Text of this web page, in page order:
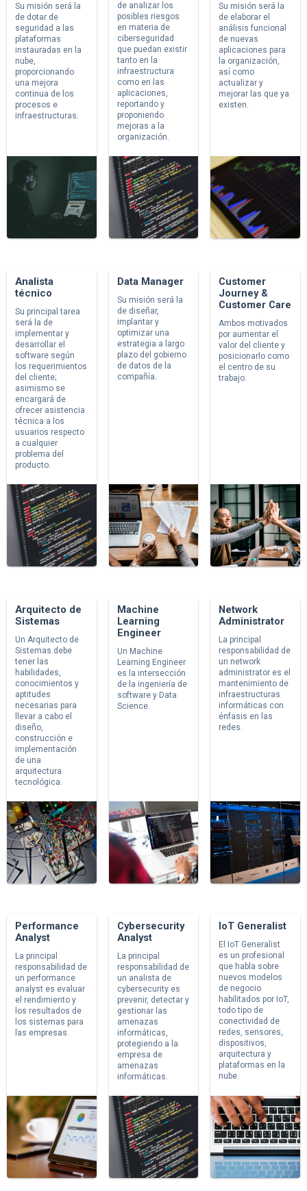
Su misión será la
de dotar de
seguridad a las
plataformas
instauradas en la
nube,
proporcionando
una mejora
continua de los
procesos e
infraestructuras.
de analizar los
posibles riesgos
en materia de
ciberseguridad
que puedan existir
tanto en la
infraestructura
como en las
aplicaciones,
reportando y
proponiendo
mejoras a la
organización.
Su misión será la
de elaborar el
análisis funcional
de nuevas
aplicaciones para
la organización,
así como
actualizar y
mejorar las que ya
existen.
Analista
técnico
Su principal tarea
será la de
implementar y
desarrollar el
software según
los requerimientos
del cliente;
asimismo se
encargará de
ofrecer asistencia
técnica a los
usuarios respecto
a cualquier
problema del
producto.
Data Manager
Su misión será la
de diseñar,
implantar y
optimizar una
estrategia a largo
plazo del gobierno
de datos de la
compañía.
Customer
Journey &
Customer Care
Ambos motivados
por aumentar el
valor del cliente y
posicionarlo como
el centro de su
trabajo.
Arquitecto de
Sistemas
Un Arquitecto de
Sistemas debe
tener las
habilidades,
conocimientos y
aptitudes
necesarias para
llevar a cabo el
diseño,
construcción e
implementación
de una
arquitectura
tecnológica.
Machine
Learning
Engineer
Un Machine
Learning Engineer
es la intersección
de la ingeniería de
software y Data
Science.
Network
Administrator
La principal
responsabilidad de
un network
administrator es el
mantenimiento de
infraestructuras
informáticas con
énfasis en las
redes.
Performance
Analyst
La principal
responsabilidad de
un performance
analyst es evaluar
el rendimiento y
los resultados de
los sistemas para
las empresas.
Cybersecurity
Analyst
La principal
responsabilidad de
un analista de
cybersecurity es
prevenir, detectar y
gestionar las
amenazas
informáticas,
protegiendo a la
empresa de
amenazas
informáticas.
IoT Generalist
El IoT Generalist
es un profesional
que habla sobre
nuevos modelos
de negocio
habilitados por IoT,
todo tipo de
conectividad de
redes, sensores,
dispositivos,
arquitectura y
plataformas en la
nube.